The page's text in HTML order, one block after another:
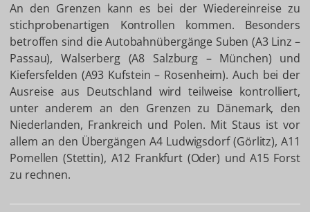
An den Grenzen kann es bei der Wiedereinreise zu
stichprobenartigen Kontrollen kommen. Besonders
betroffen sind die Autobahnübergänge Suben (A3 Linz –
Passau), Walserberg (A8 Salzburg – München) und
Kiefersfelden (A93 Kufstein – Rosenheim). Auch bei der
Ausreise aus Deutschland wird teilweise kontrolliert,
unter anderem an den Grenzen zu Dänemark, den
Niederlanden, Frankreich und Polen. Mit Staus ist vor
allem an den Übergängen A4 Ludwigsdorf (Görlitz), A11
Pomellen (Stettin), A12 Frankfurt (Oder) und A15 Forst
zu rechnen.